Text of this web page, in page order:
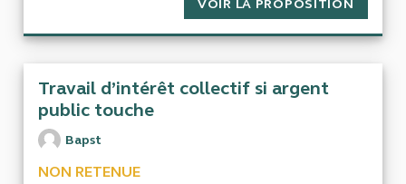
VOIR LA PROPOSITION
Travail d’intérêt collectif si argent
public touche
Bapst
NON RETENUE